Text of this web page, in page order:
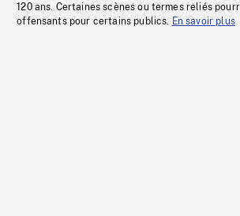
120 ans. Certaines scènes ou termes reliés
offensants pour certains publics. En savoir plus